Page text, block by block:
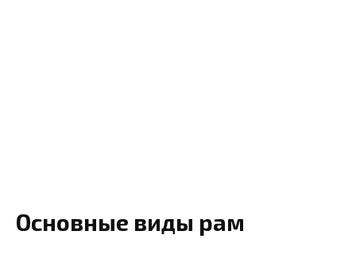
Основные виды рам